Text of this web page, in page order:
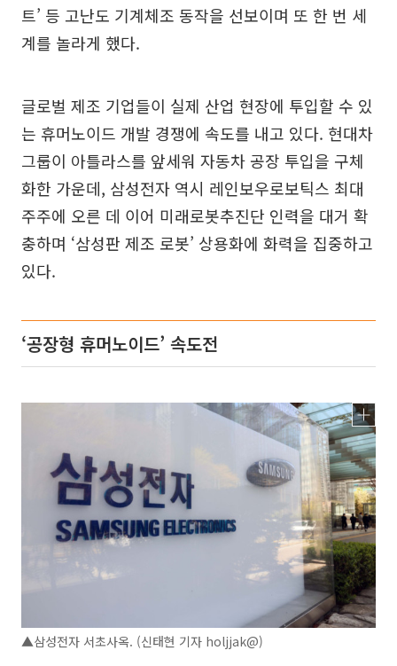
트’ 등 고난도 기계체조 동작을 선보이며 또 한 번 세
계를 놀라게 했다.
글로벌 제조 기업들이 실제 산업 현장에 투입할 수 있
는 휴머노이드 개발 경쟁에 속도를 내고 있다. 현대차
그룹이 아틀라스를 앞세워 자동차 공장 투입을 구체
화한 가운데, 삼성전자 역시 레인보우로보틱스 최대
주주에 오른 데 이어 미래로봇추진단 인력을 대거 확
충하며 ‘삼성판 제조 로봇’ 상용화에 화력을 집중하고
있다.
‘공장형 휴머노이드’ 속도전
▲삼성전자 서초사옥. (신태현 기자 holjjak@)